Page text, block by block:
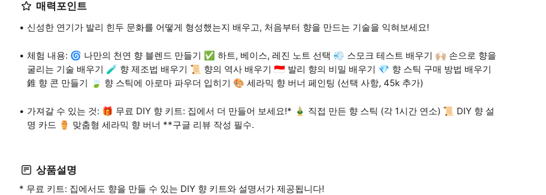
매력포인트
신성한 연기가 발리 힌두 문화를 어떻게 형성했는지 배우고, 처음부터 향을 만드는 기술을 익혀보세요!
체험 내용: 🌀 나만의 천연 향 블렌드 만들기 ✅ 하트, 베이스, 레진 노트 선택 💨 스모크 테스트 배우기 🙌🏼 손으로 향을
굴리는 기술 배우기 🧪 향 제조법 배우기 📜 향의 역사 배우기 🇮🇩 발리 향의 비밀 배우기 💎 향 스틱 구매 방법 배우기
錐 향 콘 만들기 🍃 향 스틱에 아로마 파우더 입히기 🎨 세라믹 향 버너 페인팅 (선택 사항, 45k 추가)
가져갈 수 있는 것: 🎁 무료 DIY 향 키트: 집에서 더 만들어 보세요!* 🎍 직접 만든 향 스틱 (각 1시간 연소) 📜 DIY 향 설
명 카드 ⚱️ 맞춤형 세라믹 향 버너 **구글 리뷰 작성 필수.
상품설명
* 무료 키트: 집에서도 향을 만들 수 있는 DIY 향 키트와 설명서가 제공됩니다!